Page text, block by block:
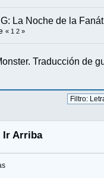
La Noche de la
« 1 2 »
Traducción de
Ir Arriba